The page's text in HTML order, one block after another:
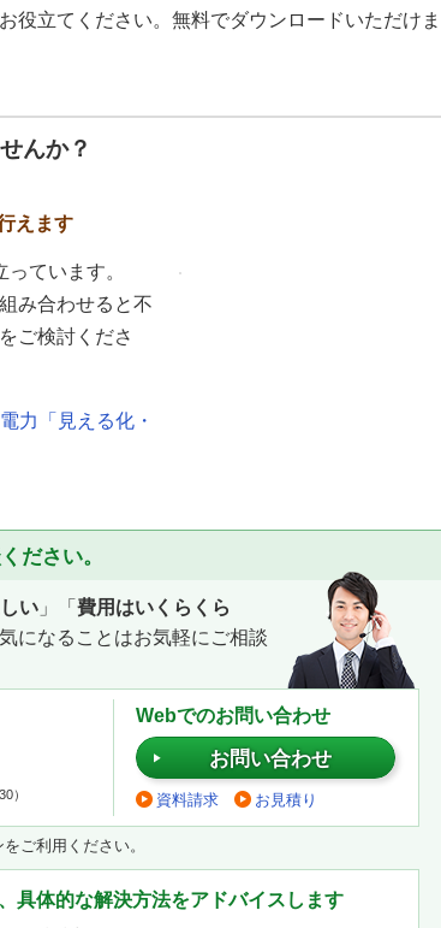
役立てください。無料でダウンロードいただけま
んか？
えます
ています。
み合わせると不
ご検討くださ
力「見える化・
ださい。
い 」「 費用はいくらくら
になることはお気軽にご相談
）
Webでのお問い合わせ
お問い合わせ
資料請求 お見積り
ご利用ください。
具体的な解決方法をアドバイスします